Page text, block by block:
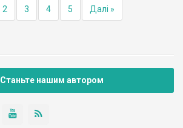
2 3 4 5 Далі »
Станьте нашим автором